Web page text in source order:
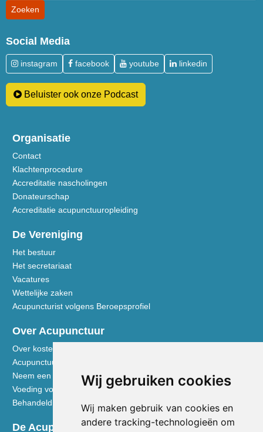
Wij gebruiken cookies
Wij maken gebruik van cookies en
andere tracking-technologieën om
Social Media
instagram facebook youtube linkedin
Beluister ook onze Podcast
Organisatie
Contact
Klachtenprocedure
Accreditatie nascholingen
Donateurschap
Accreditatie acupunctuuropleiding
De Vereniging
Het bestuur
Het secretariaat
Vacatures
Wettelijke zaken
Acupuncturist volgens Beroepsprofiel
Over Acupunctuur
Over kosten en vergoedingen
Acupunctuur toegelicht
Neem een kijkje in de praktijk
Voeding volgens de Vijf Elementen
Behandeldisciplines - TCG
De Acupuncturist